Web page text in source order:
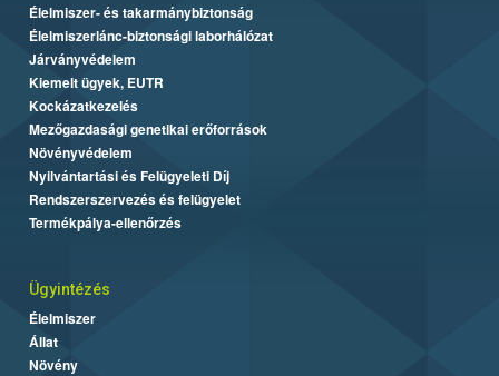
Élelmiszer- és takarmánybiztonság
Élelmiszerlánc-biztonsági laborhálózat
Járványvédelem
Kiemelt ügyek, EUTR
Kockázatkezelés
Mezőgazdasági genetikai erőforrások
Növényvédelem
Nyilvántartási és Felügyeleti Díj
Rendszerszervezés és felügyelet
Termékpálya-ellenőrzés
Ügyintézés
Élelmiszer
Állat
Növény